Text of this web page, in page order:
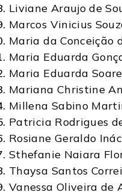
Liviane Araujo de
Marcos Vinicius
Maria da Conceição
Maria Eduarda
Maria Eduarda
Mariana Christine
Millena Sabino
Patricia Rodrigues
Rosiane Geraldo
Sthefanie Naiara
Thaysa Santos
Vanessa Oliveira de